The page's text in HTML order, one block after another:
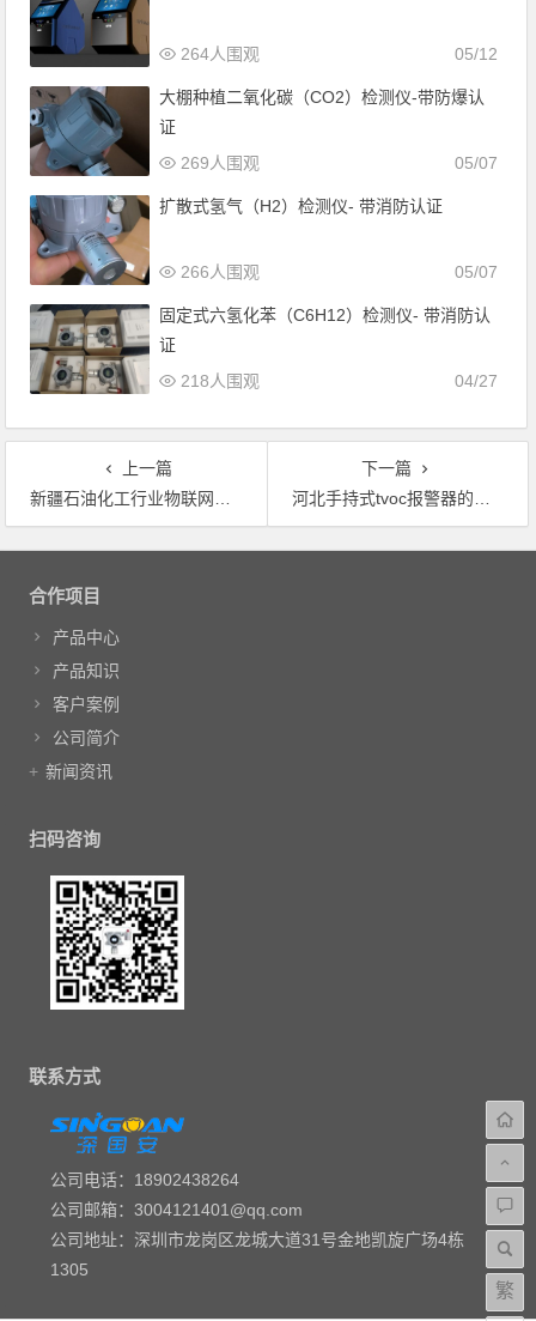
05/12
264人围观
大棚种植二氧化碳（CO2）检测仪-带防爆认
证
05/07
269人围观
扩散式氢气（H2）检测仪- 带消防认证
05/07
266人围观
固定式六氢化苯（C6H12）检测仪- 带消防认
证
04/27
218人围观
上一篇
新疆石油化工行业物联网气体检测仪方案
下一篇
河北手持式tvoc报警器的采样方式有几种？
文章导航
合作项目
产品中心
产品知识
客户案例
公司简介
新闻资讯
扫码咨询
联系方式
公司电话：18902438264
公司邮箱：3004121401@qq.com
公司地址：深圳市龙岗区龙城大道31号金地凯旋广场4栋
1305
繁